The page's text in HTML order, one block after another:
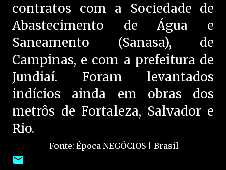
contratos com a Sociedade de
Abastecimento de Água e
Saneamento (Sanasa), de
Campinas, e com a prefeitura de
Jundiaí. Foram levantados
indícios ainda em obras dos
metrôs de Fortaleza, Salvador e
Rio.
Fonte: Época NEGÓCIOS | Brasil